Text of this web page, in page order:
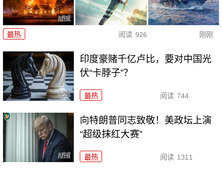
最热 阅读 926 刚刚
印度豪赌千亿卢比，要对中国光
伏“卡脖子”？
最热 阅读 744
向特朗普同志致敬！美政坛上演
“超级抹红大赛”
最热 阅读 1311